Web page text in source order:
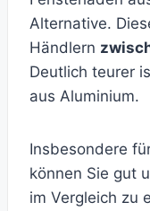
Alternative.
Händlern
Deutlich teurer
aus Aluminium.
Insbesondere
können Sie gut
im Vergleich zu